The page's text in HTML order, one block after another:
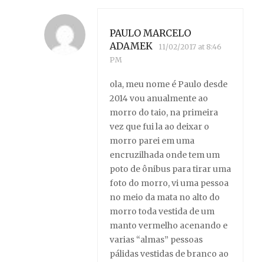
PAULO MARCELO
ADAMEK
11/02/2017 at 8:46
PM
ola, meu nome é Paulo desde
2014 vou anualmente ao
morro do taio, na primeira
vez que fui la ao deixar o
morro parei em uma
encruzilhada onde tem um
poto de ônibus para tirar uma
foto do morro, vi uma pessoa
no meio da mata no alto do
morro toda vestida de um
manto vermelho acenando e
varias “almas” pessoas
pálidas vestidas de branco ao